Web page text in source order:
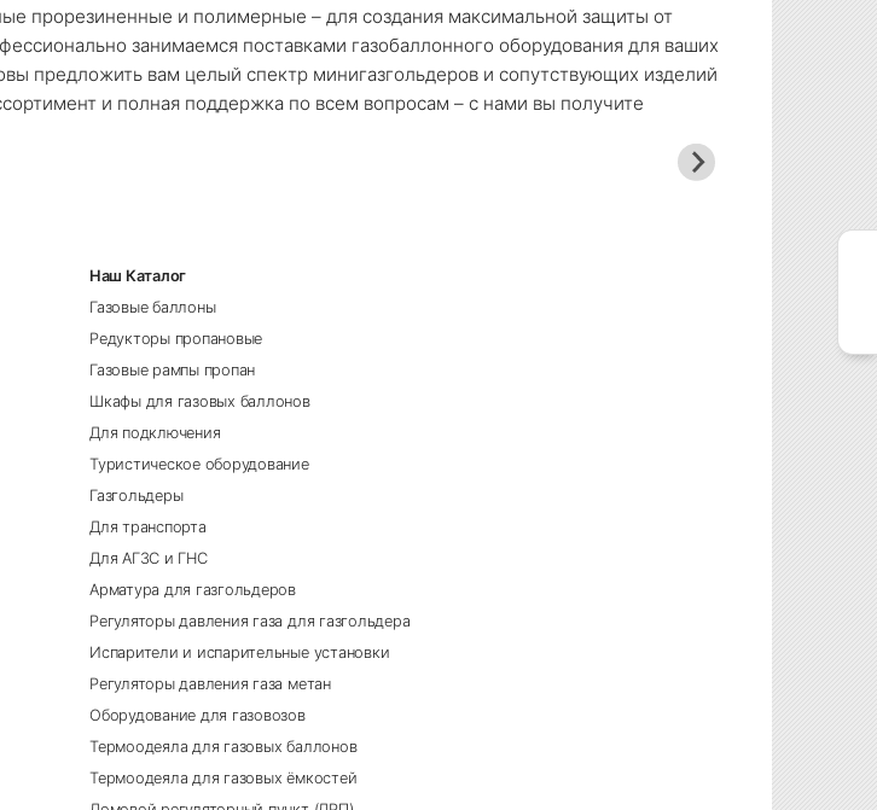
прорезиненные и полимерные – для создания максимальной защиты от
занимаемся поставками газобаллонного оборудования для ваших
предложить вам целый спектр минигазгольдеров и сопутствующих изделий
и полная поддержка по всем вопросам – с нами вы получите
Наш Каталог
Газовые баллоны
Редукторы пропановые
Газовые рампы пропан
Шкафы для газовых баллонов
Для подключения
Туристическое оборудование
Газгольдеры
Для транспорта
Для АГЗС и ГНС
Арматура для газгольдеров
Регуляторы давления газа для газгольдера
Испарители и испарительные установки
Регуляторы давления газа метан
Оборудование для газовозов
Термоодеяла для газовых баллонов
Термоодеяла для газовых ёмкостей